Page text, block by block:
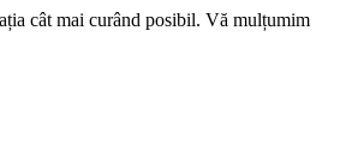
cât mai curând posibil. Vă mulțumim